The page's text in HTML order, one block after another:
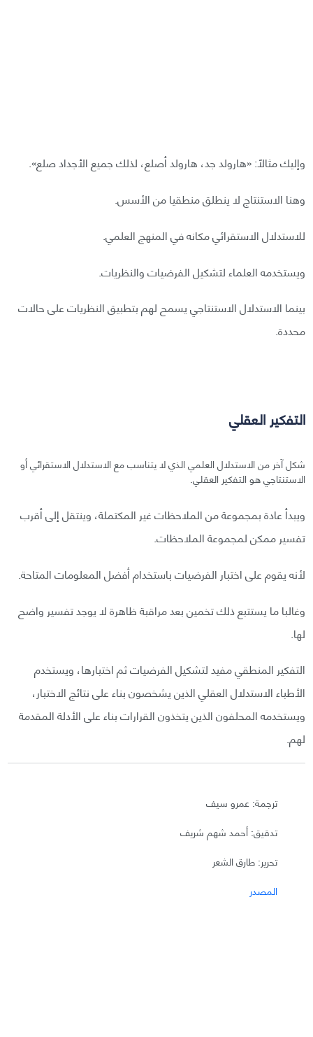
وإليك مثالًا: «هارولد جد، هارولد أصلع، لذلك جميع الأجداد صلع».
وهنا الاستنتاج لا ينطلق منطقيا من الأسس.
للاستدلال الاستقرائي مكانه في المنهج العلمي.
ويستخدمه العلماء لتشكيل الفرضيات والنظريات.
بينما الاستدلال الاستنتاجي يسمح لهم بتطبيق النظريات على حالات
محددة.
التفكير العقلي
شكل آخر من الاستدلال العلمي الذي لا يتناسب مع الاستدلال الاستقرائي أو
الاستنتاجي هو التفكير العقلي.
ويبدأ عادة بمجموعة من الملاحظات غير المكتملة، وينتقل إلى أقرب
تفسير ممكن لمجموعة الملاحظات.
لأنه يقوم على اختبار الفرضيات باستخدام أفضل المعلومات المتاحة.
وغالبا ما يستتبع ذلك تخمين بعد مراقبة ظاهرة لا يوجد تفسير واضح
لها.
التفكير المنطقي مفيد لتشكيل الفرضيات ثم اختبارها، ويستخدم
الأطباء الاستدلال العقلي الذين يشخصون بناء على نتائج الاختبار،
ويستخدمه المحلفون الذين يتخذون القرارات بناء على الأدلة المقدمة
لهم.
ترجمة: عمرو سيف
تدقيق: أحمد شهم شريف
تحرير: طارق الشعر
المصدر